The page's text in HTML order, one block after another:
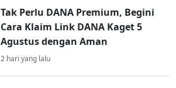
Tak Perlu DANA Premium, Begini
Cara Klaim Link DANA Kaget 5
Agustus dengan Aman
2 hari yang lalu